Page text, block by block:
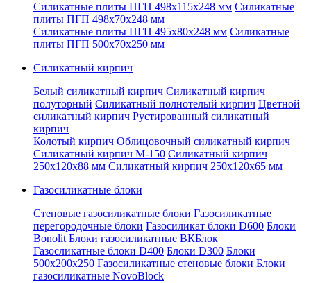
Силикатные плиты ПГП 498x115x248 мм Силикатные
плиты ПГП 498x70x248 мм
Силикатные плиты ПГП 495x80x248 мм Силикатные
плиты ПГП 500x70x250 мм
Силикатный кирпич
Белый силикатный кирпич Силикатный кирпич
полуторный Силикатный полнотелый кирпич Цветной
силикатный кирпич Рустированный силикатный
кирпич
Колотый кирпич Облицовочный силикатный кирпич
Силикатный кирпич М-150 Силикатный кирпич
250x120x88 мм Силикатный кирпич 250x120x65 мм
Газосиликатные блоки
Стеновые газосиликатные блоки Газосиликатные
перегородочные блоки Газосиликат блоки D600 Блоки
Bonolit Блоки газосиликатные ВКБлок
Газосликатные блоки D400 Блоки D300 Блоки
500x200x250 Газосиликатные стеновые блоки Блоки
газосиликатные NovoBlock